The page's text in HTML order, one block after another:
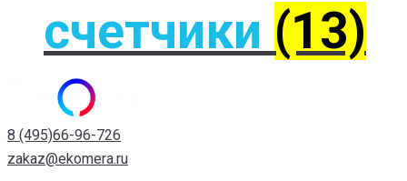
счетчики (13)
8 (495)66-96-726
zakaz@ekomera.ru